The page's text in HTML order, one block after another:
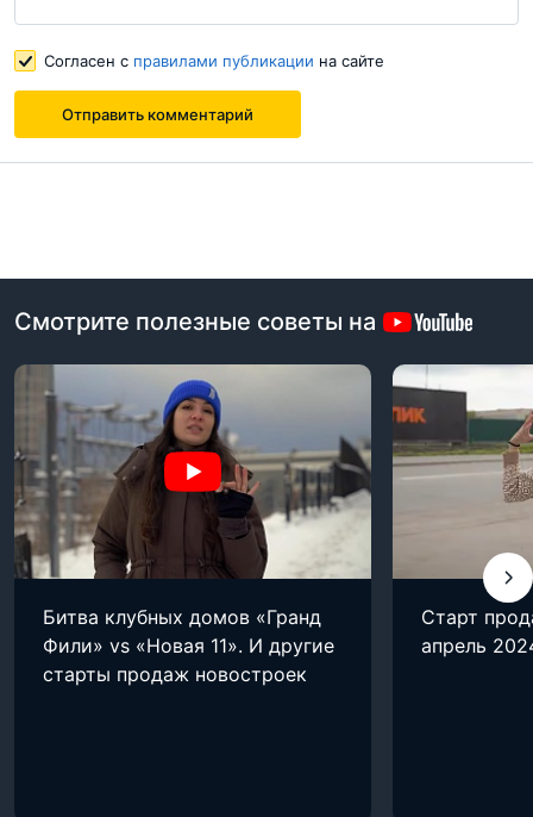
правилами публикации
Отправить комментарий
Согласен с правилами публикации на сайте
Отправить комментарий
Смотрите полезные советы на
Битва клубных домов «Гранд
Фили» vs «Новая 11». И другие
старты продаж новостроек
Старт
апрель